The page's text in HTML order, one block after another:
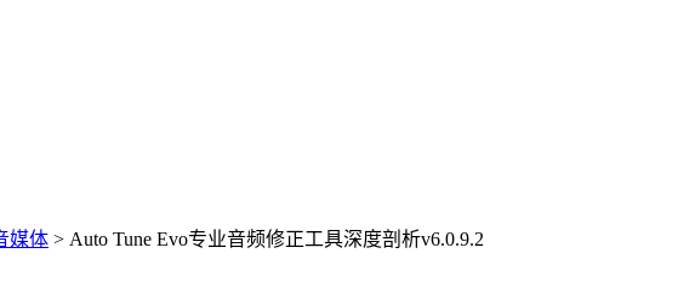
媒体 > Auto Tune Evo专业音频修正工具深度剖析v6.0.9.2